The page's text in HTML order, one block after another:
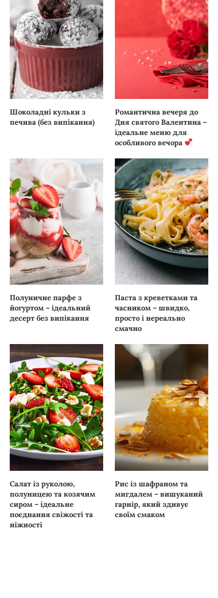
Шоколадні кульки з
печива (без випікання)
Романтична вечеря до
Дня святого Валентина –
ідеальне меню для
особливого вечора
Полуничне парфе з
йогуртом – ідеальний
десерт без випікання
Паста з креветками та
часником – швидко,
просто і нереально
смачно
Салат із руколою,
полуницею та козячим
сиром – ідеальне
поєднання свіжості та
ніжності
Рис із шафраном та
мигдалем – вишуканий
гарнір, який здивує
своїм смаком